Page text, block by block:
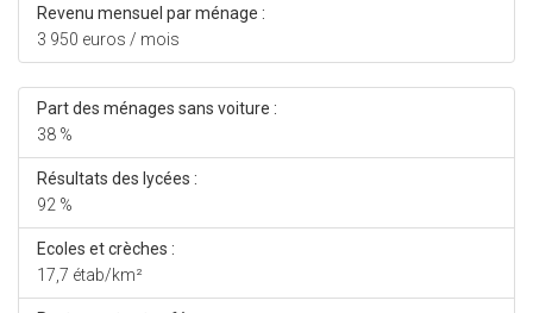
Revenu mensuel par ménage :
3 950 euros / mois
Part des ménages sans voiture :
38 %
Résultats des lycées :
92 %
Ecoles et crèches :
17,7 étab/km²